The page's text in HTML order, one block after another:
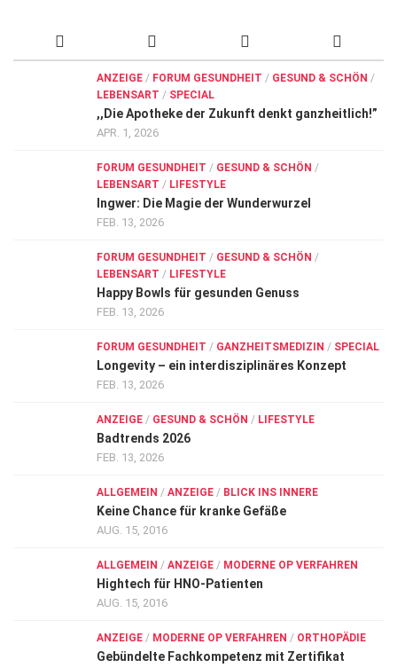
ANZEIGE / FORUM GESUNDHEIT / GESUND & SCHÖN /
LEBENSART / SPECIAL
,,Die Apotheke der Zukunft denkt ganzheitlich!”
APR. 1, 2026
FORUM GESUNDHEIT / GESUND & SCHÖN /
LEBENSART / LIFESTYLE
Ingwer: Die Magie der Wunderwurzel
FEB. 13, 2026
FORUM GESUNDHEIT / GESUND & SCHÖN /
LEBENSART / LIFESTYLE
Happy Bowls für gesunden Genuss
FEB. 13, 2026
FORUM GESUNDHEIT / GANZHEITSMEDIZIN / SPECIAL
Longevity – ein interdisziplinäres Konzept
FEB. 13, 2026
ANZEIGE / GESUND & SCHÖN / LIFESTYLE
Badtrends 2026
FEB. 13, 2026
ALLGEMEIN / ANZEIGE / BLICK INS INNERE
Keine Chance für kranke Gefäße
AUG. 15, 2016
ALLGEMEIN / ANZEIGE / MODERNE OP VERFAHREN
Hightech für HNO-Patienten
AUG. 15, 2016
ANZEIGE / MODERNE OP VERFAHREN / ORTHOPÄDIE
Gebündelte Fachkompetenz mit Zertifikat